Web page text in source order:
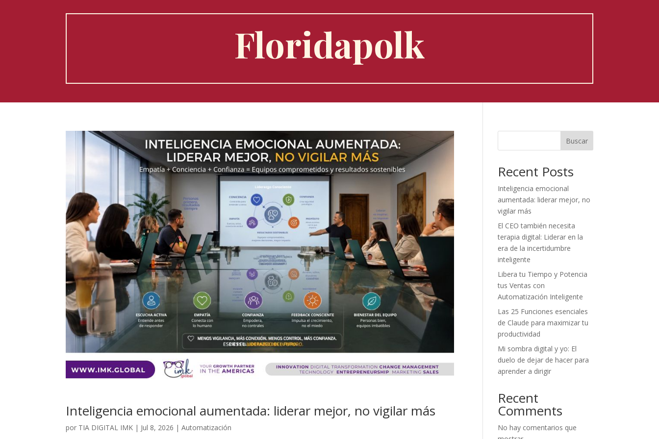
Floridapolk
Inteligencia emocional aumentada: liderar mejor, no vigilar más
por TIA DIGITAL IMK | Jul 8, 2026 |Automatización
Buscar
Recent Posts
Inteligencia emocional
aumentada: liderar mejor, no
vigilar más
El CEO también necesita
terapia digital: Liderar en la
era de la incertidumbre
inteligente
Libera tu Tiempo y Potencia
tus Ventas con
Automatización Inteligente
Las 25 Funciones esenciales
de Claude para maximizar tu
productividad
Mi sombra digital y yo: El
duelo de dejar de hacer para
aprender a dirigir
Recent
Comments
No hay comentarios que